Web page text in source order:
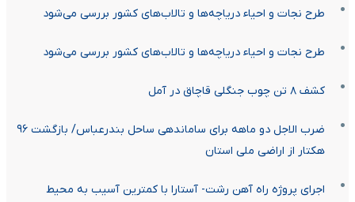
طرح نجات و احیاء دریاچه‌ها و تالاب‌های کشور بررسی می‌شود
طرح نجات و احیاء دریاچه‌ها و تالاب‌های کشور بررسی می‌شود
کشف ۸ تن چوب جنگلی قاچاق در آمل
ضرب الاجل دو ماهه برای ساماندهی ساحل بندرعباس/ بازگشت ۹۶
هکتار از اراضی ملی استان
اجرای پروژه راه آهن رشت- آستارا با کمترین آسیب به محیط